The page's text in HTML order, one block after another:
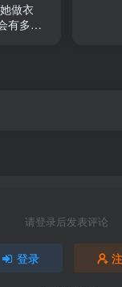
做衣
有多好
请登录后发表评论
登录